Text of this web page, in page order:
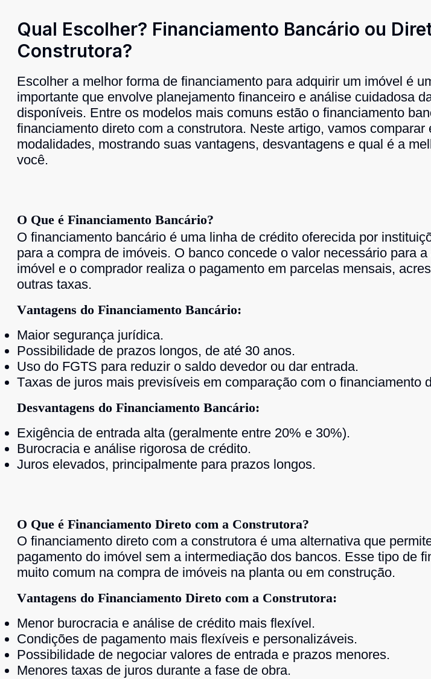
Qual Escolher? Financiamento Bancário ou
Construtora?
Escolher a melhor forma de financiamento para adquirir um imóvel é
importante que envolve planejamento financeiro e análise cuidadosa
disponíveis. Entre os modelos mais comuns estão o financiamento
financiamento direto com a construtora. Neste artigo, vamos comparar
modalidades, mostrando suas vantagens, desvantagens e qual é a
você.
O Que é Financiamento Bancário?
O financiamento bancário é uma linha de crédito oferecida por
para a compra de imóveis. O banco concede o valor necessário para
imóvel e o comprador realiza o pagamento em parcelas mensais,
outras taxas.
Vantagens do Financiamento Bancário:
Maior segurança jurídica.
Possibilidade de prazos longos, de até 30 anos.
Uso do FGTS para reduzir o saldo devedor ou dar entrada.
Taxas de juros mais previsíveis em comparação com o financiamento
Desvantagens do Financiamento Bancário:
Exigência de entrada alta (geralmente entre 20% e 30%).
Burocracia e análise rigorosa de crédito.
Juros elevados, principalmente para prazos longos.
O Que é Financiamento Direto com a Construtora?
O financiamento direto com a construtora é uma alternativa que
pagamento do imóvel sem a intermediação dos bancos. Esse tipo de
muito comum na compra de imóveis na planta ou em construção.
Vantagens do Financiamento Direto com a Construtora:
Menor burocracia e análise de crédito mais flexível.
Condições de pagamento mais flexíveis e personalizáveis.
Possibilidade de negociar valores de entrada e prazos menores.
Menores taxas de juros durante a fase de obra.